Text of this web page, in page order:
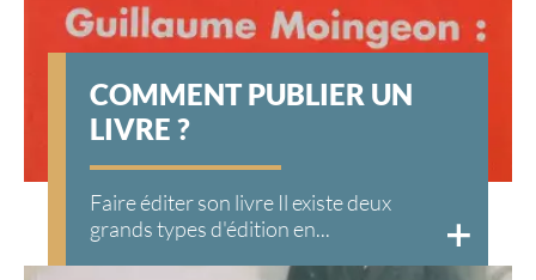
COMMENT PUBLIER UN
LIVRE ?
Faire éditer son livre Il existe deux
grands types d'édition en...